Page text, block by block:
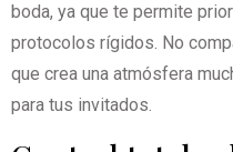
boda, ya que te permite
protocolos rígidos. No
que crea una atmósfera
para tus invitados.